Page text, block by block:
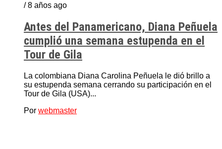
/ 8 años ago
Antes del Panamericano, Diana Peñuela
cumplió una semana estupenda en el
Tour de Gila
La colombiana Diana Carolina Peñuela le dió brillo a
su estupenda semana cerrando su participación en el
Tour de Gila (USA)...
Por webmaster